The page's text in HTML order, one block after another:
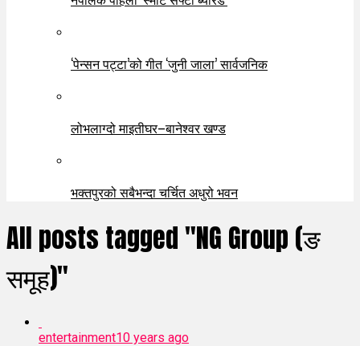
‘पेन्सन पट्टा’को गीत ‘जुनी जाला’ सार्वजनिक
लोभलाग्दो माइतीघर–बानेश्वर खण्ड
भक्तपुरको सबैभन्दा चर्चित अधुरो भवन
All posts tagged "NG Group (ङ
समूह)"
entertainment10 years ago